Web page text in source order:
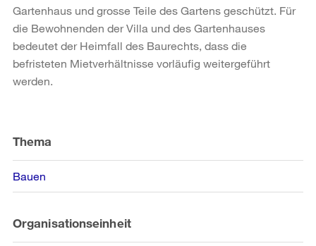
Gartenhaus und grosse Teile des Gartens geschützt. Für
die Bewohnenden der Villa und des Gartenhauses
bedeutet der Heimfall des Baurechts, dass die
befristeten Mietverhältnisse vorläufig weitergeführt
werden.
Informationen
Thema
Bauen
Organisationseinheit